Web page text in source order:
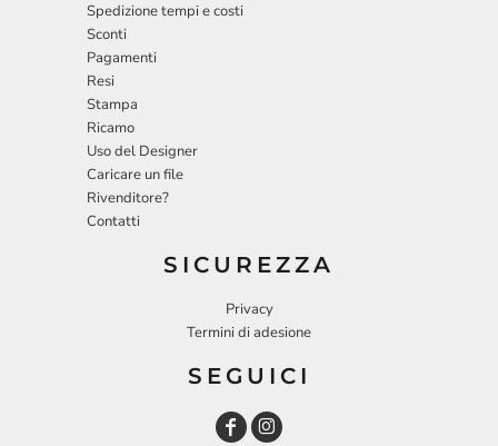
Spedizione tempi e costi
Sconti
Pagamenti
Resi
Stampa
Ricamo
Uso del Designer
Caricare un file
Rivenditore?
Contatti
SICUREZZA
Privacy
Termini di adesione
SEGUICI